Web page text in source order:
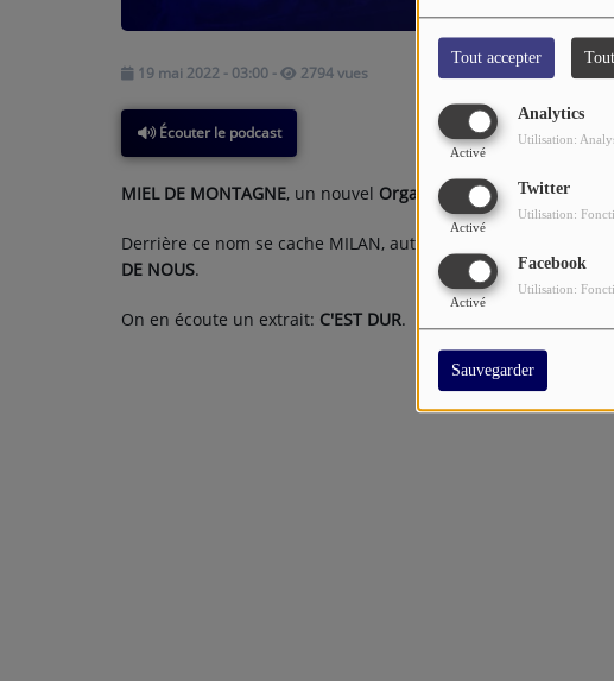
Tout accepter
Analytics
Activé
Utilisation:
Twitter
Activé
Utilisation:
Facebook
Activé
Utilisation:
Sauvegarder
19 mai 2022 - 03:00 - 2794 vues
Écouter le podcast
MIEL DE MONTAGNE, un nouvel Orgasme Acoustiqueproposé
Derrière ce nom se cache MILAN, auteur-compositeur qui
DE NOUS.
On en écoute un extrait: C'EST DUR.